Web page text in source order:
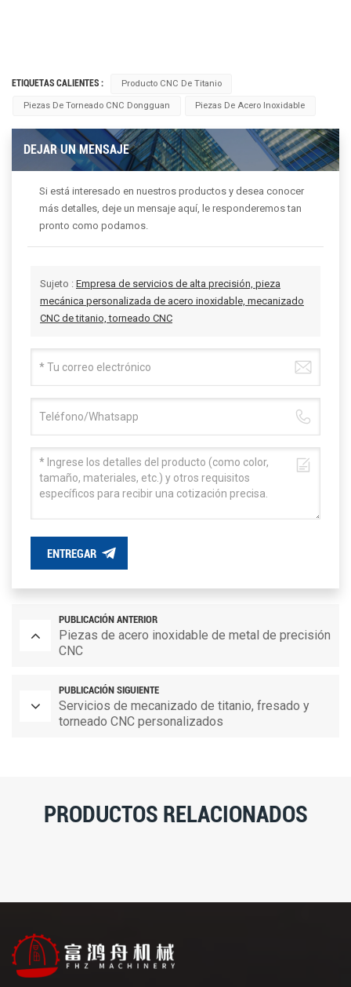
ETIQUETAS CALIENTES : Producto CNC De Titanio
Piezas De Torneado CNC Dongguan Piezas De Acero Inoxidable
DEJAR UN MENSAJE
Si está interesado en nuestros productos y desea conocer
más detalles, deje un mensaje aquí, le responderemos tan
pronto como podamos.
Sujeto : Empresa de servicios de alta precisión, pieza
mecánica personalizada de acero inoxidable, mecanizado
CNC de titanio, torneado CNC
ENTREGAR
PUBLICACIÓN ANTERIOR
Piezas de acero inoxidable de metal de precisión
CNC
PUBLICACIÓN SIGUIENTE
Servicios de mecanizado de titanio, fresado y
torneado CNC personalizados
PRODUCTOS RELACIONADOS